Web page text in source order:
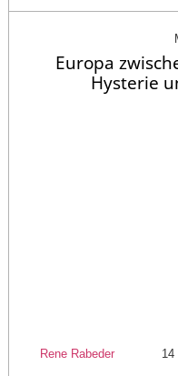
Europa
Hysterie
Rene Rabeder 14